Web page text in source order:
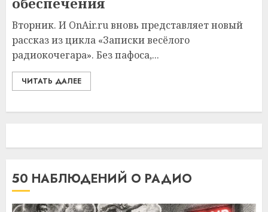
Вторник. И OnAir.ru вновь представляет новый
рассказ из цикла «Записки весёлого
радиокочегара». Без пафоса,...
ЧИТАТЬ ДАЛЕЕ
50 НАБЛЮДЕНИЙ О РАДИО